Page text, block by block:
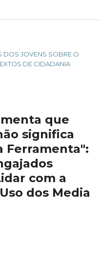
DOS JOVENS SOBRE O
DE CIDADANIA
que
significa
Ferramenta":
com a
dos Media